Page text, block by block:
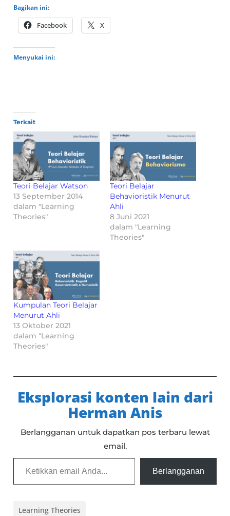
Bagikan ini:
Facebook X
Menyukai ini:
Terkait
Teori Belajar Watson
13 September 2014
dalam "Learning
Theories"
Teori Belajar
Behavioristik Menurut
Ahli
8 Juni 2021
dalam "Learning
Theories"
Kumpulan Teori Belajar
Menurut Ahli
13 Oktober 2021
dalam "Learning
Theories"
Eksplorasi konten lain dari
Herman Anis
Berlangganan untuk dapatkan pos terbaru lewat
email.
Ketikkan email Anda...
Berlangganan
Learning Theories